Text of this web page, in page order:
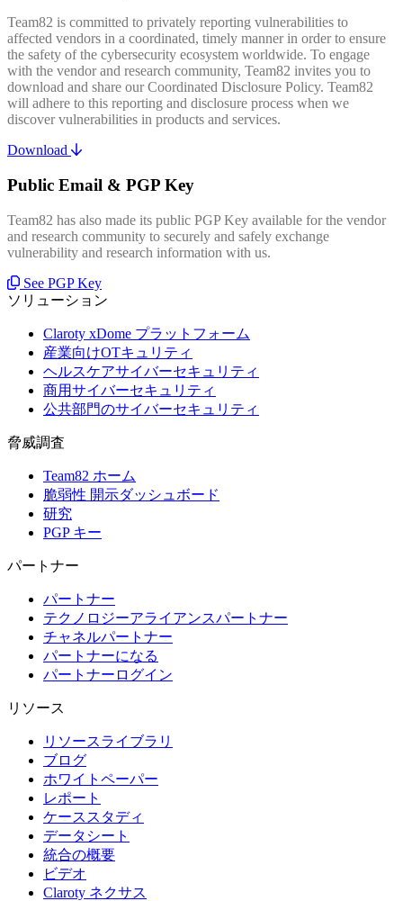
Team82 is committed to privately reporting vulnerabilities to
affected vendors in a coordinated, timely manner in order to ensure
the safety of the cybersecurity ecosystem worldwide. To engage
with the vendor and research community, Team82 invites you to
download and share our Coordinated Disclosure Policy. Team82
will adhere to this reporting and disclosure process when we
discover vulnerabilities in products and services.
Download
Public Email & PGP Key
Team82 has also made its public PGP Key available for the vendor
and research community to securely and safely exchange
vulnerability and research information with us.
See PGP Key
ソリューション
Claroty xDome プラットフォーム
産業向けOTキュリティ
ヘルスケアサイバーセキュリティ
商用サイバーセキュリティ
公共部門のサイバーセキュリティ
脅威調査
Team82 ホーム
脆弱性 開示ダッシュボード
研究
PGP キー
パートナー
パートナー
テクノロジーアライアンスパートナー
チャネルパートナー
パートナーになる
パートナーログイン
リソース
リソースライブラリ
ブログ
ホワイトペーパー
レポート
ケーススタディ
データシート
統合の概要
ビデオ
Claroty ネクサス